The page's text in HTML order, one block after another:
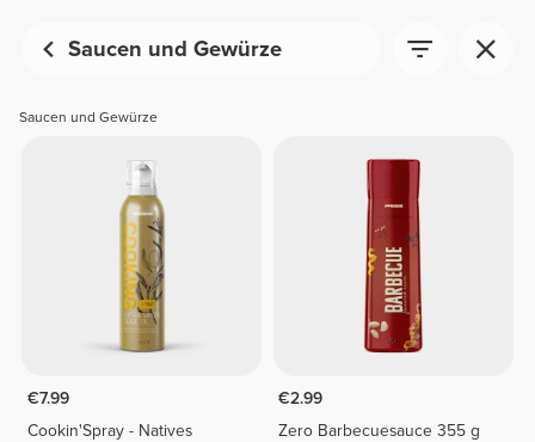
Saucen und Gewürze
Saucen und Gewürze
€7.99
Cookin'Spray - Natives
€2.99
Zero Barbecuesauce 355 g